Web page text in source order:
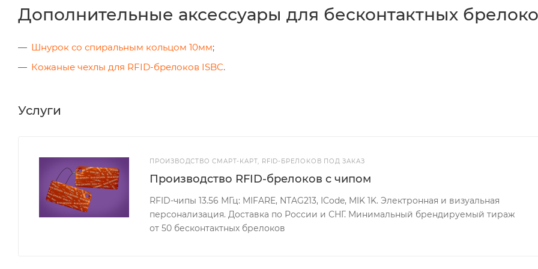
Дополнительные аксессуары для бесконтактных
Шнурок со спиральным кольцом 10мм;
Кожаные чехлы для RFID-брелоков ISBC.
Услуги
ПРОИЗВОДСТВО СМАРТ-КАРТ, RFID-БРЕЛОКОВ ПОД ЗАКАЗ
Производство RFID-брелоков с чипом
RFID-чипы 13.56 МГц: MIFARE, NTAG213, ICode, MIK 1K. Электронная и визуальная
персонализация. Доставка по России и СНГ. Минимальный брендируемый тираж
от 50 бесконтактных брелоков